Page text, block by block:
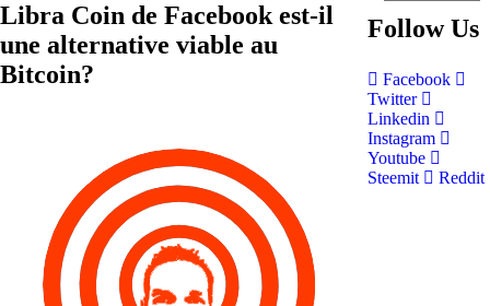
Libra Coin de Facebook est-il
une alternative viable au
Bitcoin?
Follow Us
Facebook
Twitter
Linkedin
Instagram
Youtube
Steemit
Reddit